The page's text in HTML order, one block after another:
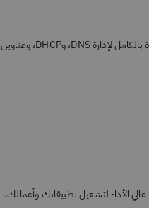
IBM NS1 Connect هي خدمة سحابية مُدارة بالكامل لإدارة DNS، وDHCP، وعناوين